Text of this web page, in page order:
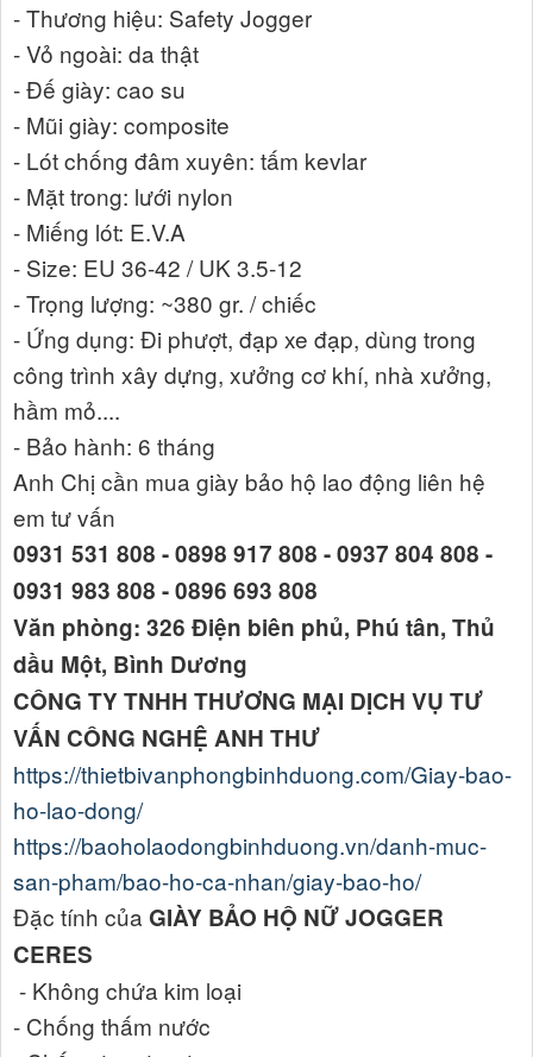
- Thương hiệu: Safety Jogger
- Vỏ ngoài: da thật
- Đế giày: cao su
- Mũi giày: composite
- Lót chống đâm xuyên: tấm kevlar
- Mặt trong: lưới nylon
- Miếng lót: E.V.A
- Size: EU 36-42 / UK 3.5-12
- Trọng lượng: ~380 gr. / chiếc
- Ứng dụng: Đi phượt, đạp xe đạp, dùng trong
công trình xây dựng, xưởng cơ khí, nhà xưởng,
hầm mỏ....
- Bảo hành: 6 tháng
Anh Chị cần mua giày bảo hộ lao động liên hệ
em tư vấn
0931 531 808 - 0898 917 808 - 0937 804 808 -
0931 983 808 - 0896 693 808
Văn phòng: 326 Điện biên phủ, Phú tân, Thủ
dầu Một, Bình Dương
CÔNG TY TNHH THƯƠNG MẠI DỊCH VỤ TƯ
VẤN CÔNG NGHỆ ANH THƯ
https://thietbivanphongbinhduong.com/Giay-bao-
ho-lao-dong/
https://baoholaodongbinhduong.vn/danh-muc-
san-pham/bao-ho-ca-nhan/giay-bao-ho/
Đặc tính của GIÀY BẢO HỘ NỮ JOGGER
CERES
- Không chứa kim loại
- Chống thấm nước